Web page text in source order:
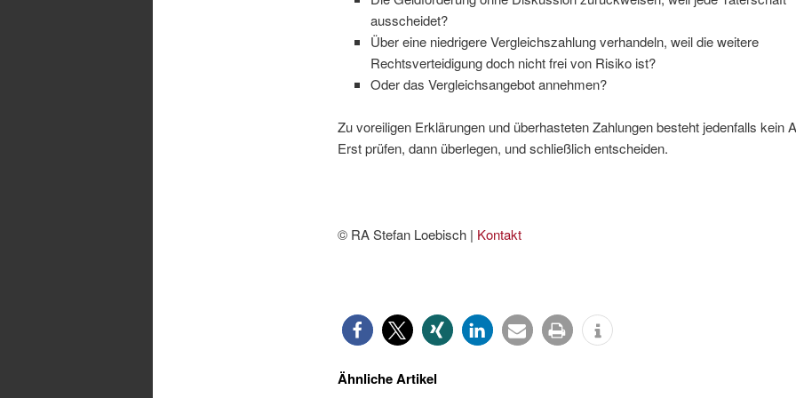
ausscheidet?
Über eine niedrigere Vergleichszahlung verhandeln, weil die weitere
Rechtsverteidigung doch nicht frei von Risiko ist?
Oder das Vergleichsangebot annehmen?
Zu voreiligen Erklärungen und überhasteten Zahlungen besteht jedenfalls kein
Erst prüfen, dann überlegen, und schließlich entscheiden.
© RA Stefan Loebisch | Kontakt
Ähnliche Artikel